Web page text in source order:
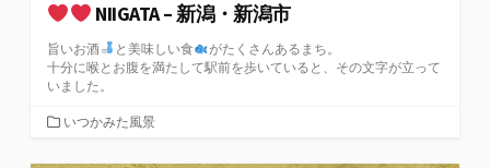
NIIGATA – 新潟・新潟市
旨いお酒 と美味しい食
がたくさんあるまち。
十分に喉とお腹を満たして駅前を歩いていると、その文字が立って
いました。
カ
ゴ
いつかみた風景